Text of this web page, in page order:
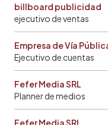
billboard publicidad
ejecutivo de ventas
Empresa de Vía
Ejecutivo de cuentas
Fefer Media SRL
Planner de medios
Fefer Media SRL